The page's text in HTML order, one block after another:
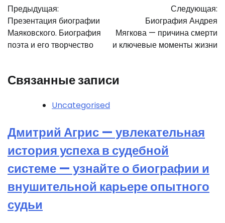
по
записям
Предыдущая:
Презентация биографии
Маяковского. Биография
поэта и его творчество
Следующая:
Биография Андрея
Мягкова — причина смерти
и ключевые моменты жизни
Связанные записи
Uncategorised
Дмитрий Агрис — увлекательная
история успеха в судебной
системе — узнайте о биографии и
внушительной карьере опытного
судьи